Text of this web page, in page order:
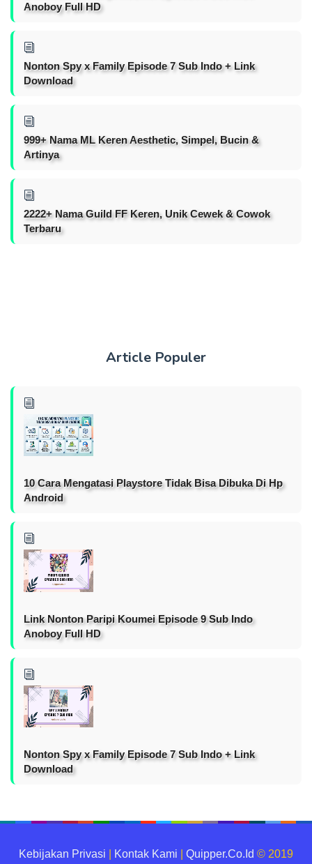
Anoboy Full HD
Nonton Spy x Family Episode 7 Sub Indo + Link
Download
999+ Nama ML Keren Aesthetic, Simpel, Bucin &
Artinya
2222+ Nama Guild FF Keren, Unik Cewek & Cowok
Terbaru
Article Populer
10 Cara Mengatasi Playstore Tidak Bisa Dibuka Di Hp
Android
Link Nonton Paripi Koumei Episode 9 Sub Indo
Anoboy Full HD
Nonton Spy x Family Episode 7 Sub Indo + Link
Download
Kebijakan Privasi Kontak Kami Quipper.Co.Id © 2019